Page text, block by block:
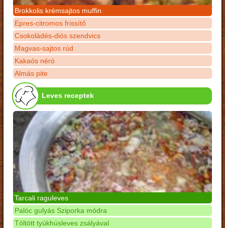
Brokkolis krémsajtos muffin
Epres-citromos frissítő
Csokoládés-diós szendvics
Magvas-sajtos rúd
Kakaós néró
Almás pite
Leves receptek
Tarcali raguleves
Palóc gulyás Sziporka módra
Töltött tyúkhúsleves zsályával